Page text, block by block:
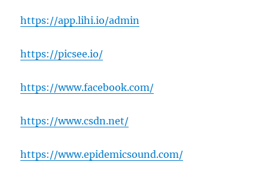
https://app.lihi.io/admin
https://picsee.io/
https://www.facebook.com/
https://www.csdn.net/
https://www.epidemicsound.com/